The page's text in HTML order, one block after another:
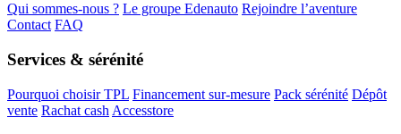
Qui sommes-nous ? Le groupe Edenauto Rejoindre l’aventure
Contact FAQ
Services & sérénité
Pourquoi choisir TPL Financement sur-mesure Pack sérénité Dépôt
vente Rachat cash Accesstore